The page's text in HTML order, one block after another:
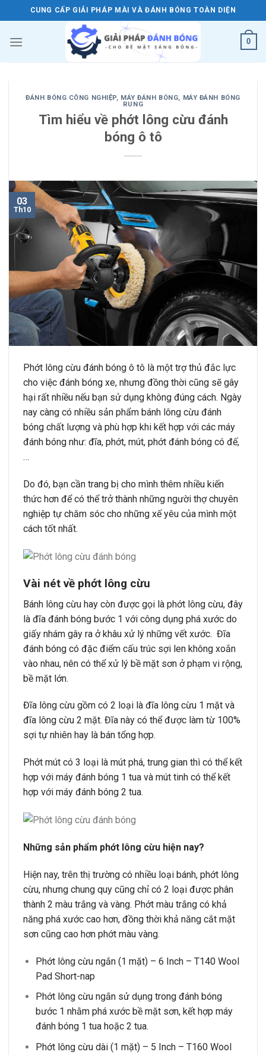
to
content
CUNG CẤP GIẢI PHÁP MÀI VÀ ĐÁNH BÓNG TOÀN DIỆN
0
ĐÁNH BÓNG CÔNG NGHIỆP, MÁY ĐÁNH BÓNG, MÁY ĐÁNH BÓNG
RUNG
Tìm hiểu về phớt lông cừu đánh
bóng ô tô
03
Th10
Phớt lông cừu đánh bóng ô tô là một trợ thủ đắc lực
cho việc đánh bóng xe, nhưng đồng thời cũng sẽ gây
hại rất nhiều nếu bạn sử dụng không đúng cách. Ngày
nay càng có nhiều sản phẩm bánh lông cừu đánh
bóng chất lượng và phù hợp khi kết hợp với các máy
đánh bóng như: đĩa, phớt, mút, phớt đánh bóng có đế,
…
Do đó, bạn cần trang bị cho mình thêm nhiều kiến
thức hơn để có thể trở thành những người thợ chuyên
nghiệp tự chăm sóc cho những xế yêu của mình một
cách tốt nhất.
Vài nét về phớt lông cừu
Bánh lông cừu hay còn được gọi là phớt lông cừu, đây
là đĩa đánh bóng bước 1 với công dụng phá xước do
giấy nhám gây ra ở khâu xử lý những vết xước. Đĩa
đánh bóng có đặc điểm cấu trúc sợi len không xoắn
vào nhau, nên có thể xử lý bề mặt sơn ở phạm vi rộng,
bề mặt lớn.
Đĩa lông cừu gồm có 2 loại là đĩa lông cừu 1 mặt và
đĩa lông cừu 2 mặt. Đĩa này có thể được làm từ 100%
sợi tự nhiên hay là bán tổng hợp.
Phớt mút có 3 loại là mút phá, trung gian thì có thể kết
hợp với máy đánh bóng 1 tua và mút tinh có thể kết
hợp với máy đánh bóng 2 tua.
Những sản phẩm phớt lông cừu hiện nay?
Hiện nay, trên thị trường có nhiều loại bánh, phớt lông
cừu, nhưng chung quy cũng chỉ có 2 loại được phân
thành 2 màu trắng và vàng. Phớt màu trắng có khả
năng phá xước cao hơn, đồng thời khả năng cắt mặt
sơn cũng cao hơn phớt màu vàng.
Phớt lông cừu ngắn (1 mặt) – 6 Inch – T140 Wool
Pad Short-nap
Phớt lông cừu ngắn sử dụng trong đánh bóng
bước 1 nhằm phá xước bề mặt sơn, kết hợp máy
đánh bóng 1 tua hoặc 2 tua.
Phớt lông cừu dài (1 mặt) – 5 Inch – T160 Wool